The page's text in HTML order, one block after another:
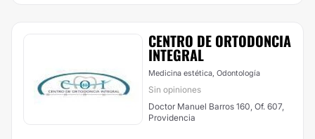
CENTRO DE ORTODONCIA
INTEGRAL
Medicina estética, Odontología
Sin opiniones
Doctor Manuel Barros 160, Of. 607,
Providencia